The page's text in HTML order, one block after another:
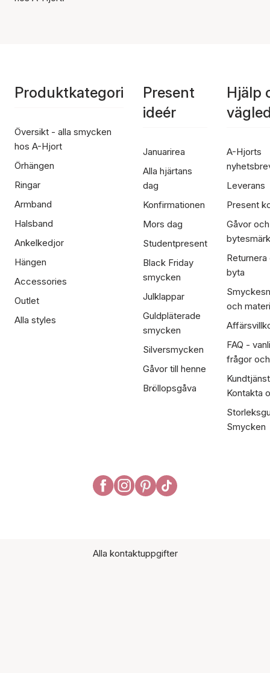
Produktkategori
Översikt - alla smycken
hos A-Hjort
Örhängen
Ringar
Armband
Halsband
Ankelkedjor
Hängen
Accessories
Outlet
Alla styles
Present
ideér
Januarirea
Alla hjärtans
dag
Konfirmationen
Mors dag
Studentpresent
Black Friday
smycken
Julklappar
Guldpläterade
smycken
Silversmycken
Gåvor till henne
Bröllopsgåva
Hjälp
A-Hjorts
Leverans
Present
Gåvor och
Returnera
byta
och
FAQ -
frågor
Kontakta
Smycken
Alla kontaktuppgifter